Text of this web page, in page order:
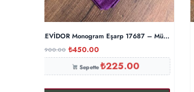
LEVİDOR Monogram Eşarp 17687 – Mürdüm
900.00 ₺450.00
Sepette₺225.00